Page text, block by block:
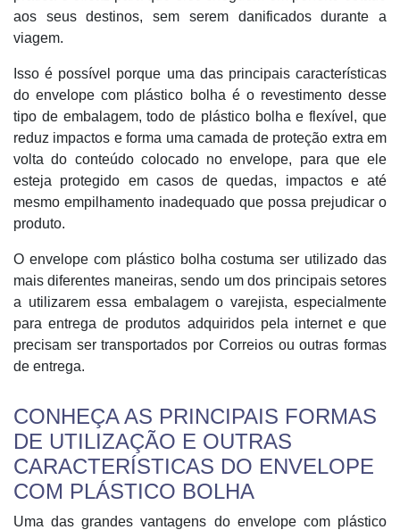
aos seus destinos, sem serem danificados durante a
viagem.
Isso é possível porque uma das principais características
do envelope com plástico bolha é o revestimento desse
tipo de embalagem, todo de plástico bolha e flexível, que
reduz impactos e forma uma camada de proteção extra em
volta do conteúdo colocado no envelope, para que ele
esteja protegido em casos de quedas, impactos e até
mesmo empilhamento inadequado que possa prejudicar o
produto.
O envelope com plástico bolha costuma ser utilizado das
mais diferentes maneiras, sendo um dos principais setores
a utilizarem essa embalagem o varejista, especialmente
para entrega de produtos adquiridos pela internet e que
precisam ser transportados por Correios ou outras formas
de entrega.
CONHEÇA AS PRINCIPAIS FORMAS
DE UTILIZAÇÃO E OUTRAS
CARACTERÍSTICAS DO ENVELOPE
COM PLÁSTICO BOLHA
Uma das grandes vantagens do envelope com plástico